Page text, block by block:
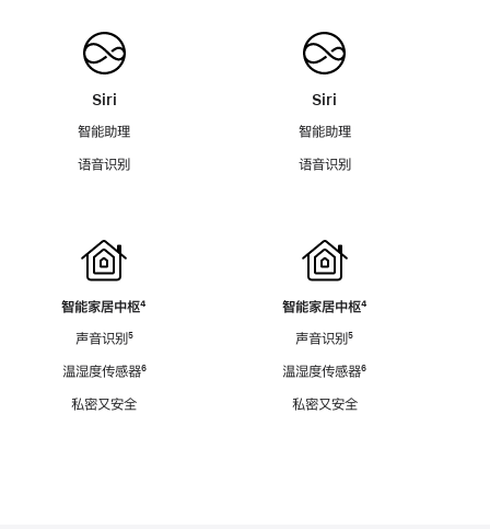
Siri
智能助理
语音识别
智能家居中枢脚
⁴
声音识别脚
⁵
温湿度传感器脚
⁶
私密又安全
Siri
智能助理
语音识别
智能家居中枢脚
⁴
声音识别脚
⁵
温湿度传感器脚
⁶
私密又安全